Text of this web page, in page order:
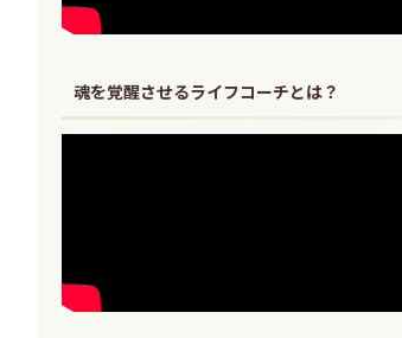
魂を覚醒させるライフコーチとは？